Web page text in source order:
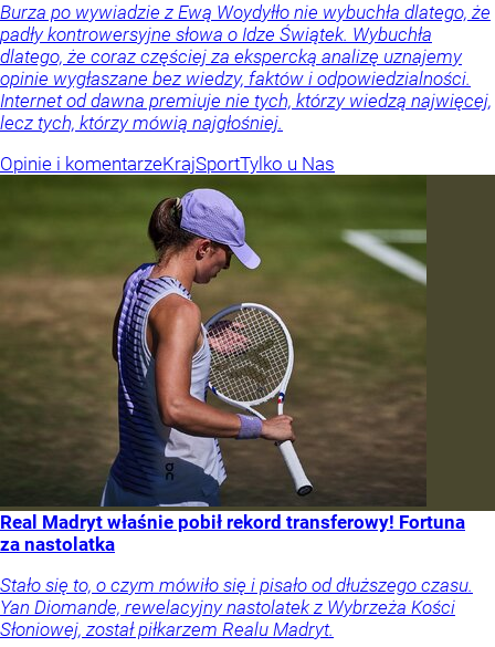
Burza po wywiadzie z Ewą Woydyłło nie wybuchła dlatego, że
padły kontrowersyjne słowa o Idze Świątek. Wybuchła
dlatego, że coraz częściej za ekspercką analizę uznajemy
opinie wygłaszane bez wiedzy, faktów i odpowiedzialności.
Internet od dawna premiuje nie tych, którzy wiedzą najwięcej,
lecz tych, którzy mówią najgłośniej.
Opinie i komentarzeKrajSportTylko u Nas
Real Madryt właśnie pobił rekord transferowy! Fortuna
za nastolatka
Stało się to, o czym mówiło się i pisało od dłuższego czasu.
Yan Diomande, rewelacyjny nastolatek z Wybrzeża Kości
Słoniowej, został piłkarzem Realu Madryt.